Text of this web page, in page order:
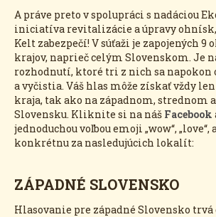
A práve preto v spolupráci s nadáciou
iniciatíva revitalizácie a úpravy
Kelt zabezpečí! V súťaži je zapojených 9
krajov, naprieč celým Slovenskom. Je
rozhodnutí, ktoré tri z nich sa napokon
a vyčistia. Váš hlas môže získať vždy
kraja, tak ako na západnom, strednom
Slovensku. Kliknite si na náš Facebook
jednoduchou voľbou emoji „wow“, „love“,
konkrétnu za nasledujúcich lokalít:
ZÁPADNÉ SLOVENSKO
Hlasovanie pre západné Slovensko trvá